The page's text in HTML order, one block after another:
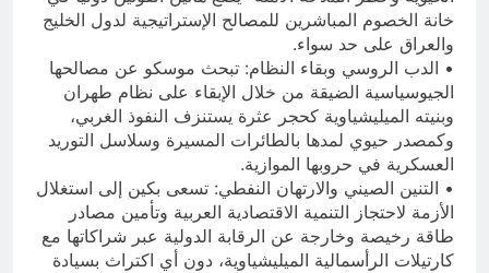
خانة الخصوم المباشرين للمصالح الإستراتيجية لدول الخليج
والعراق على حد سواء.
• الدب الروسي وبقاء النظام: تبحث موسكو عن مصالحها
الجيوسياسية الضيقة من خلال الإبقاء على نظام طهران
وبنيته الميليشياوية كحجر عثرة يستنزف النفوذ الغربي،
وكمصدر حيوي لمدها بالطائرات المسيرة وسلاسل التوريد
العسكرية في حروبها الموازية.
• التنين الصيني والارتهان النفطي: تسعى بكين إلى استغلال
الأزمة لاحتجاز التنمية الاقتصادية العربية وتأمين مصادر
طاقة رخيصة وخارجة عن الرقابة الدولية عبر شراكاتها مع
كارتيلات الرأسمالية الميليشياوية، دون أي اكتراث بسيادة